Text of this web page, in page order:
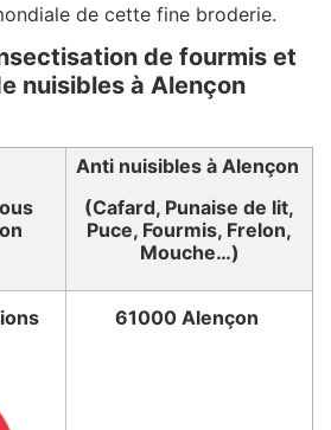
de cette fine broderie.
de fourmis et
nuisibles à Alençon
Anti nuisibles à Alençon
(Cafard, Punaise de lit,
Puce, Fourmis, Frelon,
Mouche…)
61000 Alençon